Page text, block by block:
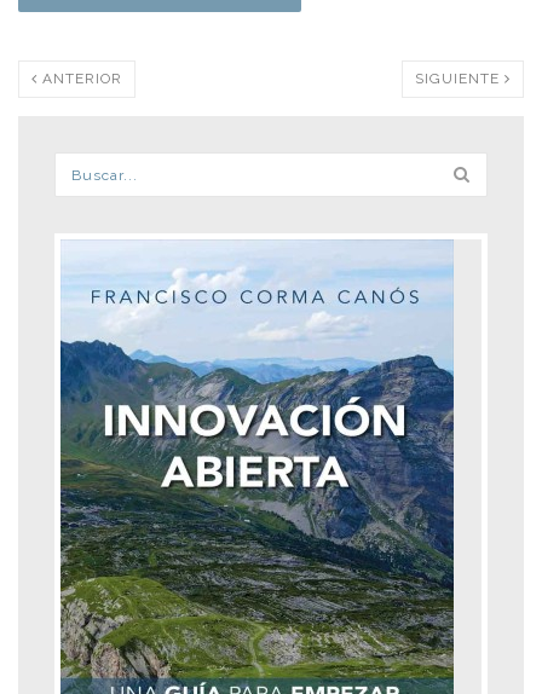
ANTERIOR SIGUIENTE
Formulario de búsqueda